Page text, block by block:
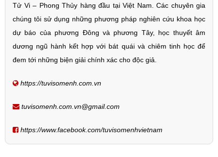
Tử Vi – Phong Thủy hàng đầu tại Việt Nam. Các chuyên gia
chúng tôi sử dụng những phương pháp nghiên cứu khoa học
dự báo của phương Đông và phương Tây, học thuyết âm
dương ngũ hành kết hợp với bát quái và chiêm tinh học để
đem tới những biện giải chính xác cho độc giả.
https://tuvisomenh.com.vn
tuvisomenh.com.vn@gmail.com
https://www.facebook.com/tuvisomenhvietnam